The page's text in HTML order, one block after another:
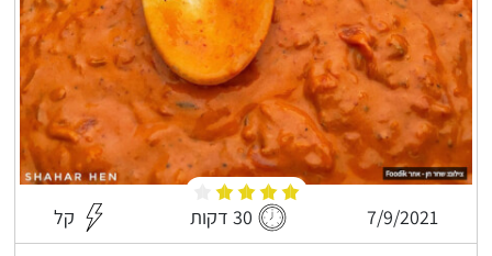
7/9/2021 30 דקות קל